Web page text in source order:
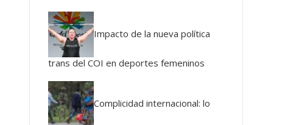
Impacto de la nueva política
trans del COI en deportes femeninos
Complicidad internacional: lo